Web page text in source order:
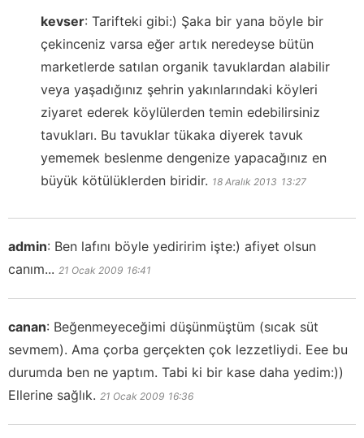
kevser: Tarifteki gibi:) Şaka bir yana böyle bir
çekinceniz varsa eğer artık neredeyse bütün
marketlerde satılan organik tavuklardan alabilir
veya yaşadığınız şehrin yakınlarındaki köyleri
ziyaret ederek köylülerden temin edebilirsiniz
tavukları. Bu tavuklar tükaka diyerek tavuk
yememek beslenme dengenize yapacağınız en
büyük kötülüklerden biridir. 18 Aralık 2013 13:27
admin: Ben lafını böyle yediririm işte:) afiyet olsun
canım... 21 Ocak 2009 16:41
canan: Beğenmeyeceğimi düşünmüştüm (sıcak süt
sevmem). Ama çorba gerçekten çok lezzetliydi. Eee bu
durumda ben ne yaptım. Tabi ki bir kase daha yedim:))
Ellerine sağlık. 21 Ocak 2009 16:36